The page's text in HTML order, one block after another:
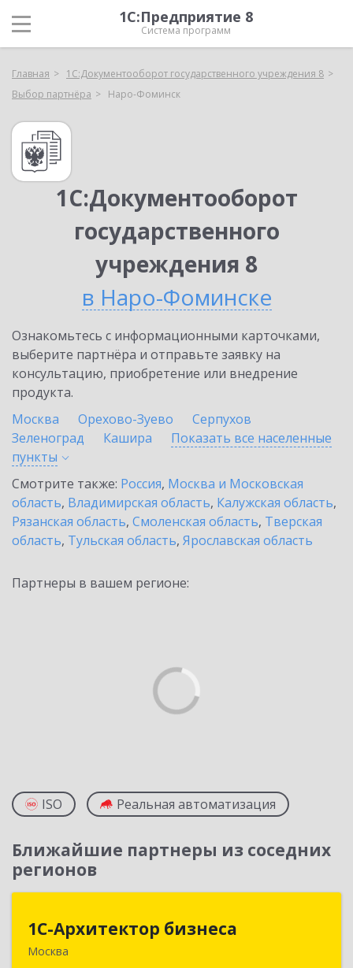
1С:Предприятие 8
Система программ
Главная
1С:Документооборот государственного учреждения 8
Выбор партнёра
Наро-Фоминск
1С:Документооборот
государственного
учреждения 8
в Наро-Фоминске
Ознакомьтесь с информационными карточками,
выберите партнёра и отправьте заявку на
консультацию, приобретение или внедрение
продукта.
Москва
Орехово-Зуево
Серпухов
Зеленоград
Кашира
Показать все населенные
пункты
Смотрите также: Россия, Москва и Московская
область, Владимирская область, Калужская область,
Рязанская область, Смоленская область, Тверская
область, Тульская область, Ярославская область
Партнеры в вашем регионе:
ISO Реальная автоматизация
Ближайшие партнеры из соседних
регионов
1С-Архитектор бизнеса
Москва
1С-Архитектор бизнеса
115114, Москва г, Кожевнический 2-й пер, дом